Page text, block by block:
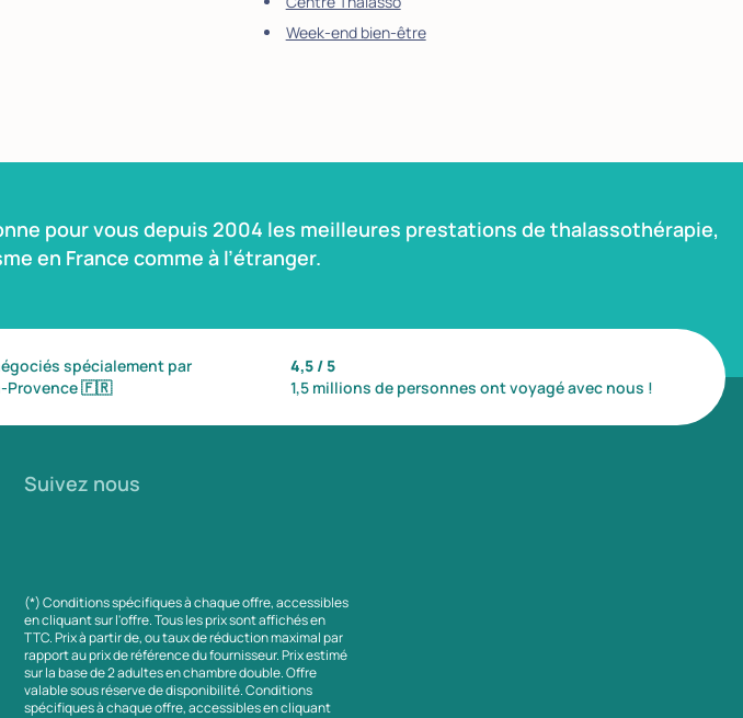
Week-end bien-être
pour vous depuis 2004 les meilleures prestations de thalassothérapie,
en France comme à l’étranger.
spécialement par
Provence🇫🇷
4,5 / 5
1,5 millions de personnes ont voyagé avec nous !
Suivez nous
(*) Conditions spécifiques à chaque offre, accessibles
en cliquant sur l'offre. Tous les prix sont affichés en
TTC. Prix à partir de, ou taux de réduction maximal par
rapport au prix de référence du fournisseur. Prix estimé
sur la base de 2 adultes en chambre double. Offre
valable sous réserve de disponibilité. Conditions
spécifiques à chaque offre, accessibles en cliquant